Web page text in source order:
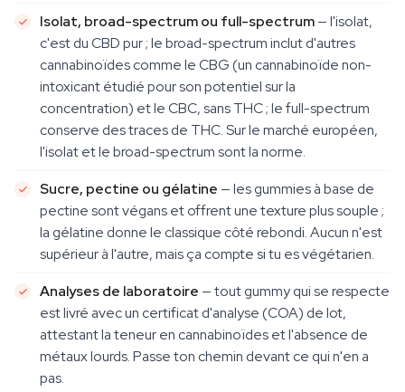
Isolat, broad-spectrum ou full-spectrum— l'isolat,
c'est du CBD pur ; le broad-spectrum inclut d'autres
cannabinoïdes comme le CBG (un cannabinoïde non-
intoxicant étudié pour son potentiel sur la
concentration) et le CBC, sans THC ; le full-spectrum
conserve des traces de THC. Sur le marché européen,
l'isolat et le broad-spectrum sont la norme.
Sucre, pectine ou gélatine — les gummies à base de
pectine sont végans et offrent une texture plus souple ;
la gélatine donne le classique côté rebondi. Aucun n'est
supérieur à l'autre, mais ça compte si tu es végétarien.
Analyses de laboratoire — tout gummy qui se respecte
est livré avec un certificat d'analyse (COA) de lot,
attestant la teneur en cannabinoïdes et l'absence de
métaux lourds. Passe ton chemin devant ce qui n'en a
pas.